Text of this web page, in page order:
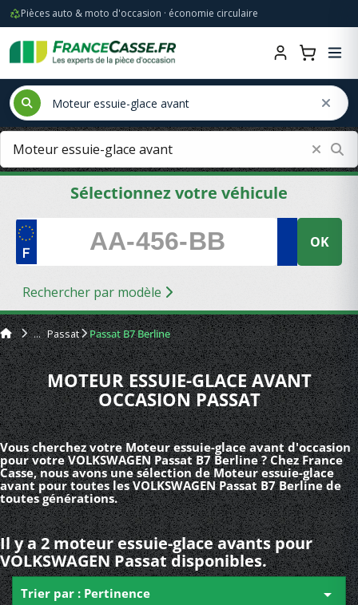
Pièces auto & moto d'occasion · économie circulaire
Sélectionnez votre véhicule
OK
Rechercher par modèle
Passat Passat B7 Berline
MOTEUR ESSUIE-GLACE AVANT
OCCASION PASSAT
Vous cherchez votre Moteur essuie-glace avant d'occasion
pour votre VOLKSWAGEN Passat B7 Berline ? Chez France
Casse, nous avons une sélection de Moteur essuie-glace
avant pour toutes les VOLKSWAGEN Passat B7 Berline de
toutes générations.
Il y a 2 moteur essuie-glace avants pour
VOLKSWAGEN Passat disponibles.
Trier par : Pertinence 